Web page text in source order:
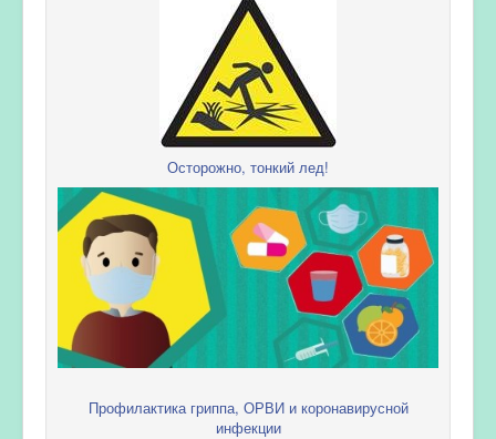
Осторожно, тонкий лед!
Профилактика гриппа, ОРВИ и коронавирусной
инфекции